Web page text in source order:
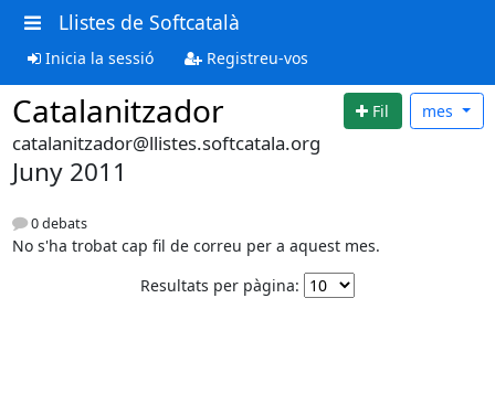
Llistes de Softcatalà
Inicia la sessió Registreu-vos
Catalanitzador Fil mes
catalanitzador@llistes.softcatala.org
Juny 2011
0 debats
No s'ha trobat cap fil de correu per a aquest mes.
Resultats per pàgina: